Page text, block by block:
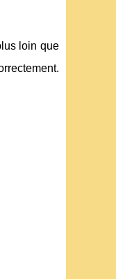
loin que